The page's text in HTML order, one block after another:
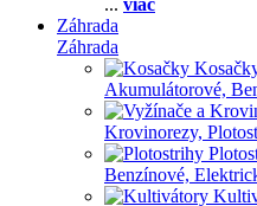
... viac
Záhrada
Záhrada
Akumulátorové,
Krovinorezy,
Benzínové,